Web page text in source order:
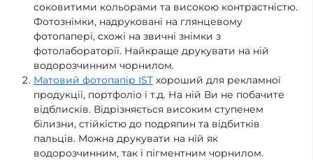
соковитими кольорами та високою контрастністю.
Фотознімки, надруковані на глянцевому
фотопапері, схожі на звичні знімки з
фотолабораторії. Найкраще друкувати на ній
водорозчинним чорнилом.
Матовий фотопапір IST хороший для рекламної
продукції, портфоліо і т.д. На ній Ви не побачите
відблисків. Відрізняється високим ступенем
білизни, стійкістю до подряпин та відбитків
пальців. Можна друкувати на ній як
водорозчинним, так і пігментним чорнилом.